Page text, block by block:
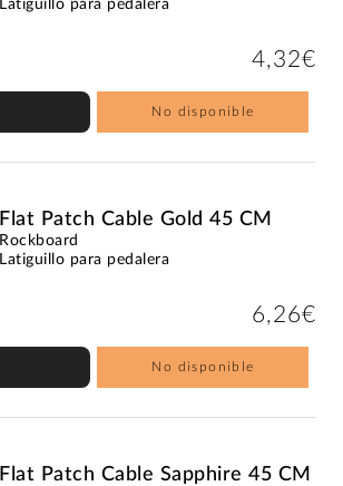
Latiguillo para pedalera
4,32€
No disponible
Flat Patch Cable Gold 45 CM
Rockboard
Latiguillo para pedalera
6,26€
No disponible
Flat Patch Cable Sapphire 45 CM